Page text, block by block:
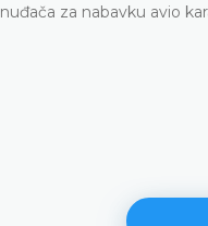
za nabavku avio